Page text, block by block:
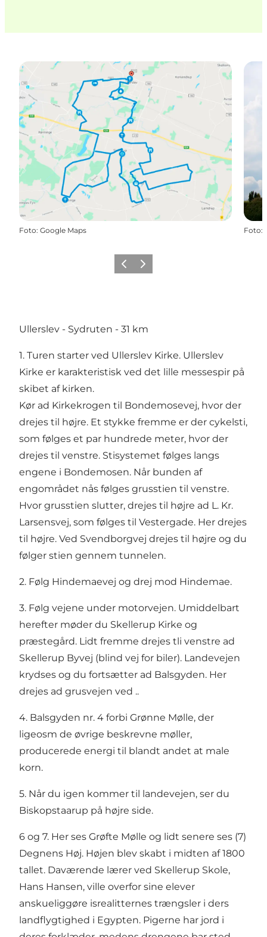
Foto: Google Maps Foto:
ForrigeNæste
Ullerslev - Sydruten - 31 km
1. Turen starter ved Ullerslev Kirke. Ullerslev
Kirke er karakteristisk ved det lille messespir på
skibet af kirken.
Kør ad Kirkekrogen til Bondemosevej, hvor der
drejes til højre. Et stykke fremme er der cykelsti,
som følges et par hundrede meter, hvor der
drejes til venstre. Stisystemet følges langs
engene i Bondemosen. Når bunden af
engområdet nås følges grusstien til venstre.
Hvor grusstien slutter, drejes til højre ad L. Kr.
Larsensvej, som følges til Vestergade. Her drejes
til højre. Ved Svendborgvej drejes til højre og du
følger stien gennem tunnelen.
2. Følg Hindemaevej og drej mod Hindemae.
3. Følg vejene under motorvejen. Umiddelbart
herefter møder du Skellerup Kirke og
præstegård. Lidt fremme drejes tli venstre ad
Skellerup Byvej (blind vej for biler). Landevejen
krydses og du fortsætter ad Balsgyden. Her
drejes ad grusvejen ved ..
4. Balsgyden nr. 4 forbi Grønne Mølle, der
ligeosm de øvrige beskrevne møller,
producerede energi til blandt andet at male
korn.
5. Når du igen kommer til landevejen, ser du
Biskopstaarup på højre side.
6 og 7. Her ses Grøfte Mølle og lidt senere ses (7)
Degnens Høj. Højen blev skabt i midten af 1800
tallet. Daværende lærer ved Skellerup Skole,
Hans Hansen, ville overfor sine elever
anskueliggøre isrealitternes trængsler i ders
landflygtighed i Egypten. Pigerne har jord i